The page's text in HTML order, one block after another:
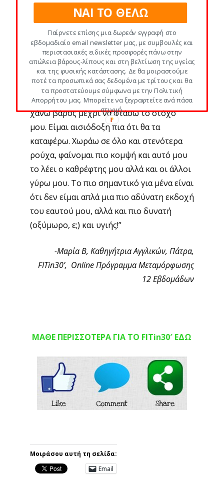
χωρίς να πεινάσω και χωρίς να νιώσω
Έβαλα τη γυμναστική στη ζωή
μου και συνειδητοποίησα ότι μου αρέσει
να γυμνάζομαι όχι μόνο για το σώμα μου
αλλά και για τη ψυχολογία μου.
Σήμερα νιώθω χαρούμενη,γιατί ξέρω
πια τι πρέπει να κάνω για να συνεχίσω να
χάνω βάρος μέχρι να φτάσω το στόχο
μου. Είμαι αισιόδοξη πια ότι θα τα
καταφέρω. Χωράω σε όλο και στενότερα
ρούχα, φαίνομαι πιο κομψή και αυτό μου
το λέει ο καθρέφτης μου αλλά και οι άλλοι
γύρω μου. Το πιο σημαντικό για μένα είναι
ότι δεν είμαι απλά μια πιο αδύνατη εκδοχή
του εαυτού μου, αλλά και πιο δυνατή
(οξύμωρο, ε;) και υγιής!”
-Μαρία Β, Καθηγήτρια Αγγλικών, Πάτρα,
FITin30’, OnlineΠρόγραμμα Μεταμόρφωσης
12 Εβδομάδων
ΜΑΘΕ ΠΕΡΙΣΣΟΤΕΡΑ ΓΙΑ ΤΟ FITin30′ ΕΔΩ
Μοιράσου αυτή τη σελίδα:
Email
ΝΑΙ ΤΟ ΘΕΛΩ
Παίρνετε επίσης μια δωρεάν εγγραφή στο
εβδομαδιαίο email newsletter μας, με συμβουλές και
περιστασιακές ειδικές προσφορές πάνω στην
απώλεια βάρους-λίπους και στη βελτίωση της υγείας
και της φυσικής κατάστασης. Δε θα μοιραστούμε
ποτέ τα προσωπικά σας δεδομένα με τρίτους και θα
τα προστατεύουμε σύμφωνα με την Πολιτική
Απορρήτου μας. Μπορείτε να ξεγραφτείτε ανά πάσα
στιγμή.